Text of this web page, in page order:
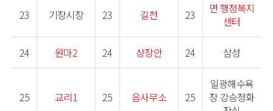
23 기장시장 23 길천 23
면 행정복지
센터
24 원마2 24 상장안 24 삼성
25 교리1 25 읍사무소 25
일광해수욕
장 강승정화